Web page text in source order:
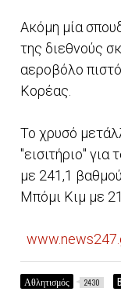
Ακόμη μία
της διεθνούς
αεροβόλο
Κορέας.
Το χρυσό
"εισιτήριο"
με 241,1
Μπόμι Κιμ με
Αθλητισμός 2430